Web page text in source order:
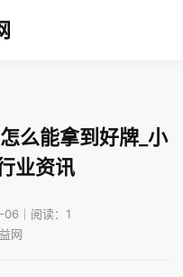
么能拿到好牌_小
业资讯
｜阅读：1
网